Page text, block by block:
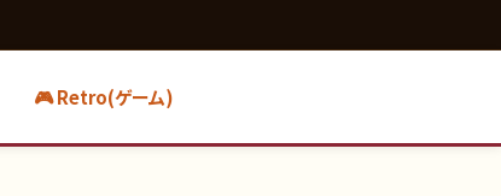
🎮 Retro(ゲーム)